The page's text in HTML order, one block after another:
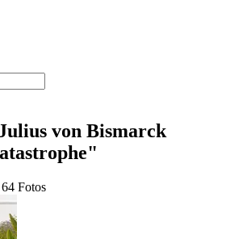
von Bismarck
64 Fotos